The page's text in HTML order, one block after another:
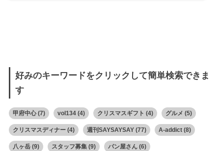
好みのキーワードをクリックして簡単検索できま
す
甲府中心(7) vol134(4) クリスマスギフト (4) グルメ (5)
クリスマスディナー(4) 週刊SAYSAYSAY(77) A-addict(8)
八ヶ岳(9) スタッフ募集(9) パン屋さん(6)